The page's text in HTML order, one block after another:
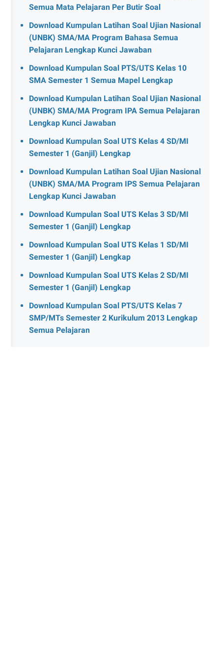
Semua Mata Pelajaran Per Butir Soal
Download Kumpulan Latihan Soal Ujian Nasional
(UNBK) SMA/MA Program Bahasa Semua
Pelajaran Lengkap Kunci Jawaban
Download Kumpulan Soal PTS/UTS Kelas 10
SMA Semester 1 Semua Mapel Lengkap
Download Kumpulan Latihan Soal Ujian Nasional
(UNBK) SMA/MA Program IPA Semua Pelajaran
Lengkap Kunci Jawaban
Download Kumpulan Soal UTS Kelas 4 SD/MI
Semester 1 (Ganjil) Lengkap
Download Kumpulan Latihan Soal Ujian Nasional
(UNBK) SMA/MA Program IPS Semua Pelajaran
Lengkap Kunci Jawaban
Download Kumpulan Soal UTS Kelas 3 SD/MI
Semester 1 (Ganjil) Lengkap
Download Kumpulan Soal UTS Kelas 1 SD/MI
Semester 1 (Ganjil) Lengkap
Download Kumpulan Soal UTS Kelas 2 SD/MI
Semester 1 (Ganjil) Lengkap
Download Kumpulan Soal PTS/UTS Kelas 7
SMP/MTs Semester 2 Kurikulum 2013 Lengkap
Semua Pelajaran